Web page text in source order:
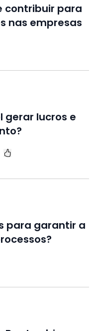
contribuir para
nas empresas
gerar lucros e
para garantir a